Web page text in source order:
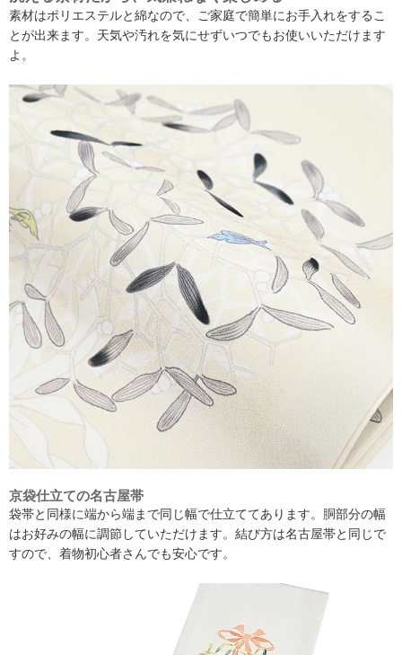
素材はポリエステルと綿なので、ご家庭で簡単にお手入れをするこ
とが出来ます。天気や汚れを気にせずいつでもお使いいただけます
よ。
京袋仕立ての名古屋帯
袋帯と同様に端から端まで同じ幅で仕立ててあります。胴部分の幅
はお好みの幅に調節していただけます。結び方は名古屋帯と同じで
すので、着物初心者さんでも安心です。